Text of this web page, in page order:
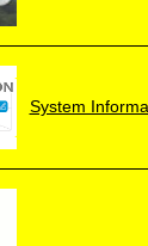
System